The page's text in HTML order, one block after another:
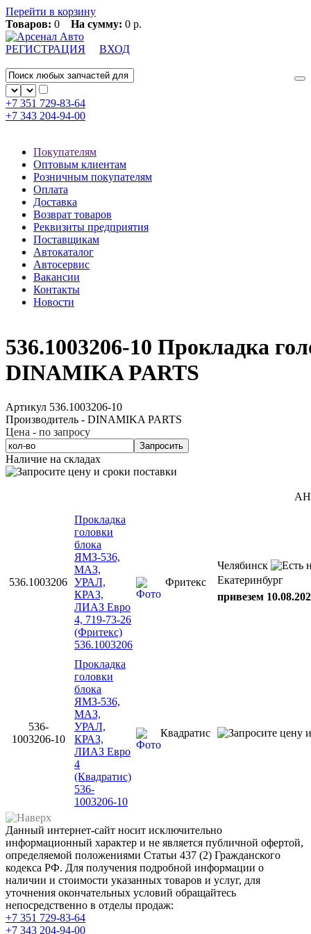
Перейти в корзину
Товаров: 0 На сумму: 0 р.
РЕГИСТРАЦИЯ ВХОД
+7 351 729-83-64
+7 343 204-94-00
Покупателям
Оптовым клиентам
Розничным покупателям
Оплата
Доставка
Возврат товаров
Реквизиты предприятия
Поставщикам
Автокаталог
Автосервис
Вакансии
Контакты
Новости
536.1003206-10 Прокладка
DINAMIKA PARTS
Артикул 536.1003206-10
Производитель - DINAMIKA PARTS
Цена - по запросу
Запросить
Наличие на складах
536.1003206
Прокладка
головки
блока
ЯМЗ-536,
МАЗ,
УРАЛ,
КРАЗ,
ЛИАЗ Евро
4, 719-73-26
(Фритекс)
536.1003206
Фритекс
Челябинск
Екатеринбург
привезем
536-
1003206-10
Прокладка
головки
блока
ЯМЗ-536,
МАЗ,
УРАЛ,
КРАЗ,
ЛИАЗ Евро
4
(Квадратис)
536-
1003206-10
Квадратис
Данный интернет-сайт носит исключительно
информационный характер и не является публичной офертой,
определяемой положениями Статьи 437 (2) Гражданского
кодекса РФ. Для получения подробной информации о
наличии и стоимости указанных товаров и услуг, для
уточнения окончательных условий обращайтесь
непосредственно в отделы продаж:
+7 351 729-83-64
+7 343 204-94-00